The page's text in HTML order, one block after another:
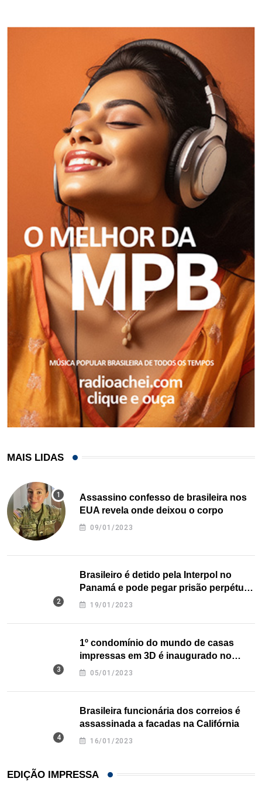
MAIS LIDAS
Assassino confesso de brasileira nos
EUA revela onde deixou o corpo
09/01/2023
Brasileiro é detido pela Interpol no
Panamá e pode pegar prisão perpétua
nos EUA
19/01/2023
1º condomínio do mundo de casas
impressas em 3D é inaugurado no
Texas
05/01/2023
Brasileira funcionária dos correios é
assassinada a facadas na Califórnia
16/01/2023
EDIÇÃO IMPRESSA